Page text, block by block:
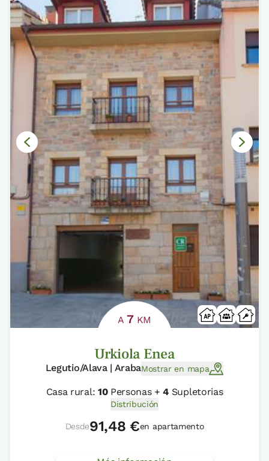
A7 KM
Urkiola Enea
Legutio/Alava | ArabaMostrar en mapa
Casa rural: 10Personas +4 Supletorias
Distribución
Desde91,48 €en apartamento